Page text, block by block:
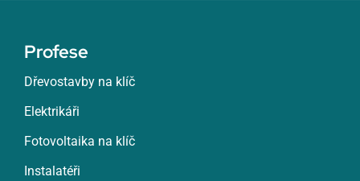
Profese
Dřevostavby na klíč
Elektrikáři
Fotovoltaika na klíč
Instalatéři